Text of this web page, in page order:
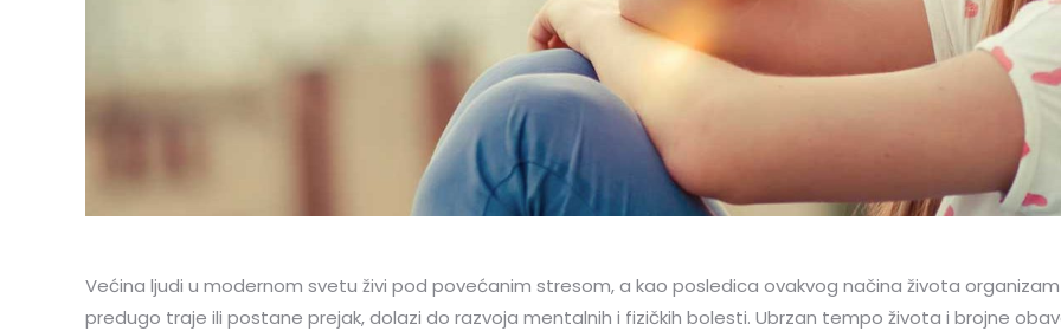
Većina ljudi u modernom svetu živi pod povećanim stresom, a kao posledica ovakvog načina života
predugo traje ili postane prejak, dolazi do razvoja mentalnih i fizičkih bolesti. Ubrzan tempo života i brojne